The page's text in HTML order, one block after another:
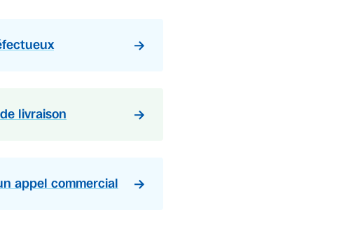
livraison
appel commercial